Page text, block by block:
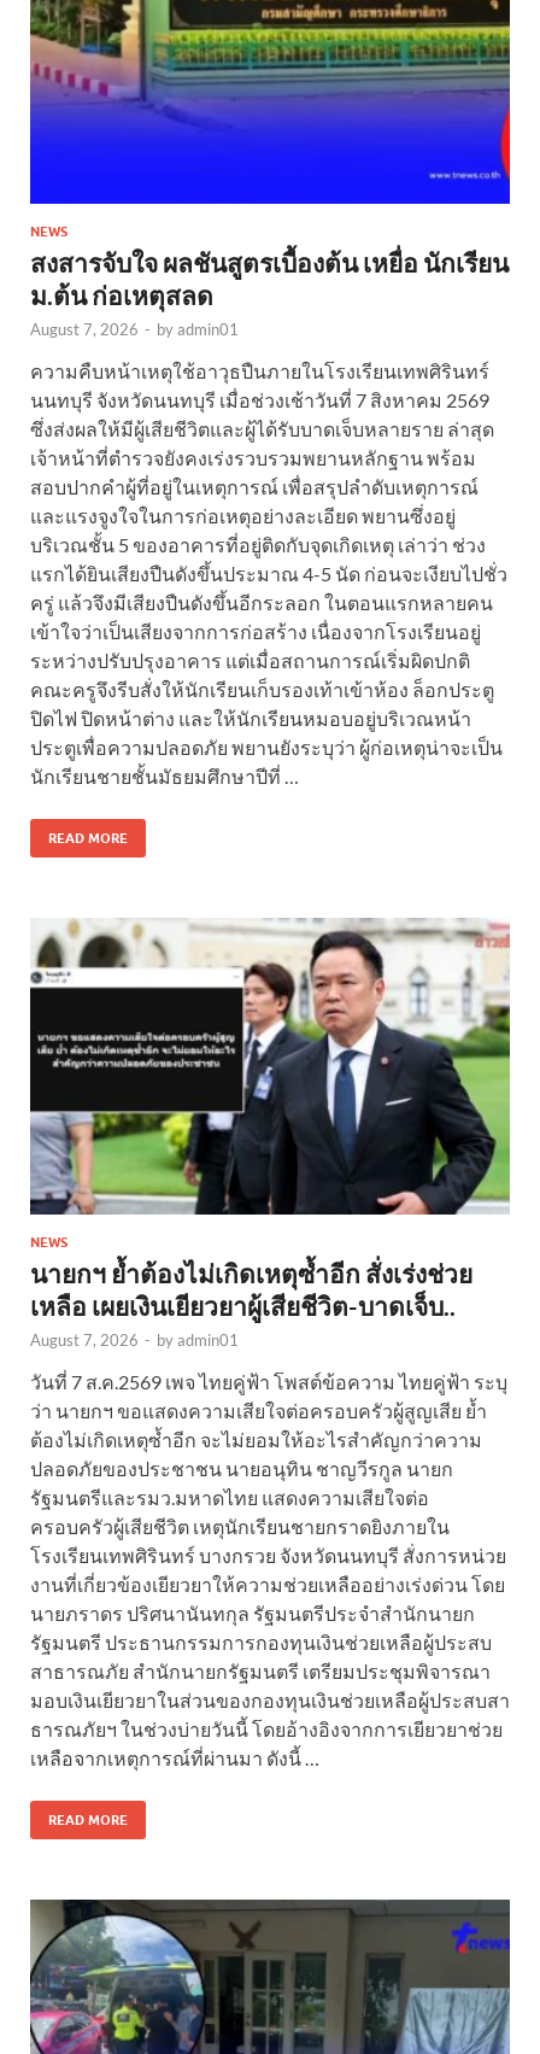
NEWS
สงสารจับใจ ผลชันสูตรเบื้องต้น เหยื่อ นักเรียน
ม.ต้น ก่อเหตุสลด
August 7, 2026 - byadmin01
ความคืบหน้าเหตุใช้อาวุธปืนภายในโรงเรียนเทพศิรินทร์
นนทบุรี จังหวัดนนทบุรี เมื่อช่วงเช้าวันที่ 7 สิงหาคม 2569
ซึ่งส่งผลให้มีผู้เสียชีวิตและผู้ได้รับบาดเจ็บหลายราย ล่าสุด
เจ้าหน้าที่ตำรวจยังคงเร่งรวบรวมพยานหลักฐาน พร้อม
สอบปากคำผู้ที่อยู่ในเหตุการณ์ เพื่อสรุปลำดับเหตุการณ์
และแรงจูงใจในการก่อเหตุอย่างละเอียด พยานซึ่งอยู่
บริเวณชั้น 5 ของอาคารที่อยู่ติดกับจุดเกิดเหตุ เล่าว่า ช่วง
แรกได้ยินเสียงปืนดังขึ้นประมาณ 4-5 นัด ก่อนจะเงียบไปชั่ว
ครู่ แล้วจึงมีเสียงปืนดังขึ้นอีกระลอก ในตอนแรกหลายคน
เข้าใจว่าเป็นเสียงจากการก่อสร้าง เนื่องจากโรงเรียนอยู่
ระหว่างปรับปรุงอาคาร แต่เมื่อสถานการณ์เริ่มผิดปกติ
คณะครูจึงรีบสั่งให้นักเรียนเก็บรองเท้าเข้าห้อง ล็อกประตู
ปิดไฟ ปิดหน้าต่าง และให้นักเรียนหมอบอยู่บริเวณหน้า
ประตูเพื่อความปลอดภัย พยานยังระบุว่า ผู้ก่อเหตุน่าจะเป็น
นักเรียนชายชั้นมัธยมศึกษาปีที่ …
READ MORE
NEWS
นายกฯ ย้ำต้องไม่เกิดเหตุซ้ำอีก สั่งเร่งช่วย
เหลือ เผยเงินเยียวยาผู้เสียชีวิต-บาดเจ็บ..
August 7, 2026 - byadmin01
วันที่ 7 ส.ค.2569 เพจ ไทยคู่ฟ้า โพสต์ข้อความ ไทยคู่ฟ้า ระบุ
ว่า นายกฯ ขอแสดงความเสียใจต่อครอบครัวผู้สูญเสีย ย้ำ
ต้องไม่เกิดเหตุซ้ำอีก จะไม่ยอมให้อะไรสำคัญกว่าความ
ปลอดภัยของประชาชน นายอนุทิน ชาญวีรกูล นายก
รัฐมนตรีและรมว.มหาดไทย แสดงความเสียใจต่อ
ครอบครัวผู้เสียชีวิต เหตุนักเรียนชายกราดยิงภายใน
โรงเรียนเทพศิรินทร์ บางกรวย จังหวัดนนทบุรี สั่งการหน่วย
งานที่เกี่ยวข้องเยียวยาให้ความช่วยเหลืออย่างเร่งด่วน โดย
นายภราดร ปริศนานันทกุล รัฐมนตรีประจำสำนักนายก
รัฐมนตรี ประธานกรรมการกองทุนเงินช่วยเหลือผู้ประสบ
สาธารณภัย สำนักนายกรัฐมนตรี เตรียมประชุมพิจารณา
มอบเงินเยียวยาในส่วนของกองทุนเงินช่วยเหลือผู้ประสบสา
ธารณภัยฯ ในช่วงบ่ายวันนี้ โดยอ้างอิงจากการเยียวยาช่วย
เหลือจากเหตุการณ์ที่ผ่านมา ดังนี้ …
READ MORE